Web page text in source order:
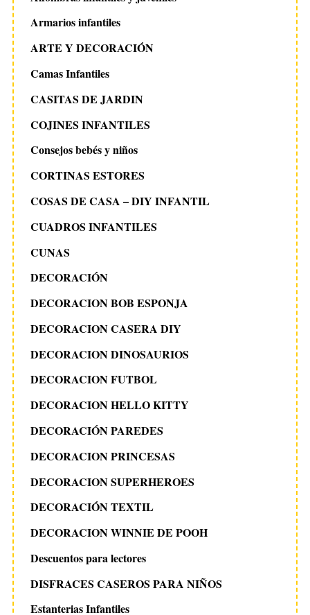
Armarios infantiles
ARTE Y DECORACIÓN
Camas Infantiles
CASITAS DE JARDIN
COJINES INFANTILES
Consejos bebés y niños
CORTINAS ESTORES
COSAS DE CASA – DIY INFANTIL
CUADROS INFANTILES
CUNAS
DECORACIÓN
DECORACION BOB ESPONJA
DECORACION CASERA DIY
DECORACION DINOSAURIOS
DECORACION FUTBOL
DECORACION HELLO KITTY
DECORACIÓN PAREDES
DECORACION PRINCESAS
DECORACION SUPERHEROES
DECORACIÓN TEXTIL
DECORACION WINNIE DE POOH
Descuentos para lectores
DISFRACES CASEROS PARA NIÑOS
Estanterias Infantiles